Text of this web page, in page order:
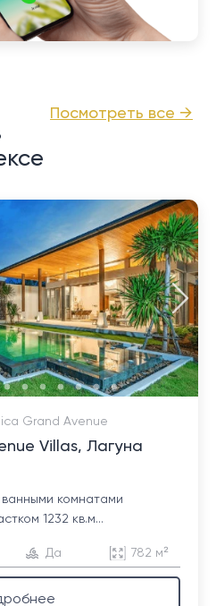
Посмотреть все →
Grand Avenue
Villas, Лагуна
комнатами
1232 кв.м...
Да 782 м²